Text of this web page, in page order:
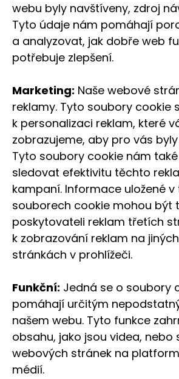
webu byly navštíveny, zdroj
Tyto údaje nám pomáhají
a analyzovat, jak dobře web
potřebuje zlepšení.
Marketing: Naše webové
reklamy. Tyto soubory cookie
k personalizaci reklam, které
zobrazujeme, aby pro vás
Tyto soubory cookie nám
sledovat efektivitu těchto
kampaní. Informace uložené
souborech cookie mohou být
poskytovateli reklam třetích
k zobrazování reklam na
stránkách v prohlížeči.
Funkční: Jedná se o soubory
pomáhají určitým
našem webu. Tyto funkce
obsahu, jako jsou videa, nebo
webových stránek na
médií.